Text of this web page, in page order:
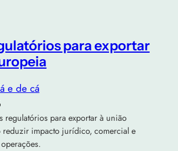
para exportar
e de cá
regulatórios para exportar à união
reduzir impacto jurídico, comercial e